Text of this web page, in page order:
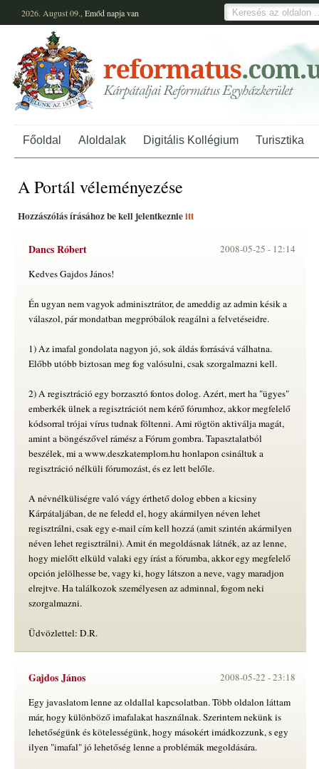
2026. August 09., Emődnapja van
Főoldal Aloldalak Digitális Kollégium Turisztika
A Portál véleményezése
Hozzászólás írásához be kell jelentkeznieitt
Dancs Róbert 2008-05-25 - 12:14
Kedves Gajdos János!
Én ugyan nem vagyok adminisztrátor, de ameddig az admin késik a
válaszol, pár mondatban megpróbálok reagálni a felvetéseidre.
1) Az imafal gondolata nagyon jó, sok áldás forrásává válhatna.
Előbb utóbb biztosan meg fog valósulni, csak szorgalmazni kell.
2) A regisztráció egy borzasztó fontos dolog. Azért, mert ha "ügyes"
emberkék ülnek a regisztrációt nem kérő fórumhoz, akkor megfelelő
kódsorral trójai vírus tudnak föltenni. Ami rögtön aktiválja magát,
amint a böngészővel rámész a Fórum gombra. Tapasztalatból
beszélek, mi a www.deszkatemplom.hu honlapon csináltuk a
regisztráció nélküli fórumozást, és ez lett belőle.
A névnélküliségre való vágy érthető dolog ebben a kicsiny
Kárpátaljában, de ne feledd el, hogy akármilyen néven lehet
regisztrálni, csak egy e-mail cím kell hozzá (amit szintén akármilyen
néven lehet regisztrálni). Amit én megoldásnak látnék, az az lenne,
hogy mielőtt elküld valaki egy írást a fórumba, akkor egy megfelelő
opción jelölhesse be, vagy ki, hogy látszon a neve, vagy maradjon
elrejtve. Ha találkozok személyesen az adminnal, fogom neki
szorgalmazni.
Üdvözlettel: D.R.
Gajdos János 2008-05-22 -23:18
Egy javaslatom lenne az oldallal kapcsolatban. Több oldalon láttam
már, hogy különböző imafalakat használnak. Szerintem nekünk is
lehetőségünk és kötelességünk, hogy másokért imádkozzunk, s egy
ilyen "imafal" jó lehetőség lenne a problémák megoldására.